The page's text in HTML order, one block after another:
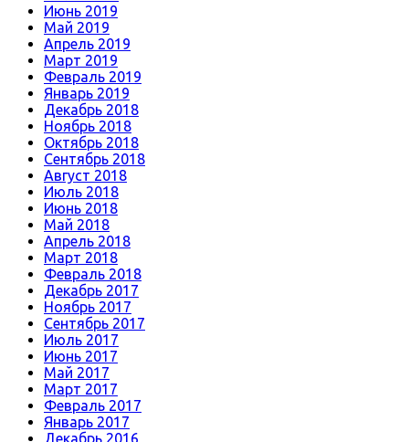
Июнь 2019
Май 2019
Апрель 2019
Март 2019
Февраль 2019
Январь 2019
Декабрь 2018
Ноябрь 2018
Октябрь 2018
Сентябрь 2018
Август 2018
Июль 2018
Июнь 2018
Май 2018
Апрель 2018
Март 2018
Февраль 2018
Декабрь 2017
Ноябрь 2017
Сентябрь 2017
Июль 2017
Июнь 2017
Май 2017
Март 2017
Февраль 2017
Январь 2017
Декабрь 2016